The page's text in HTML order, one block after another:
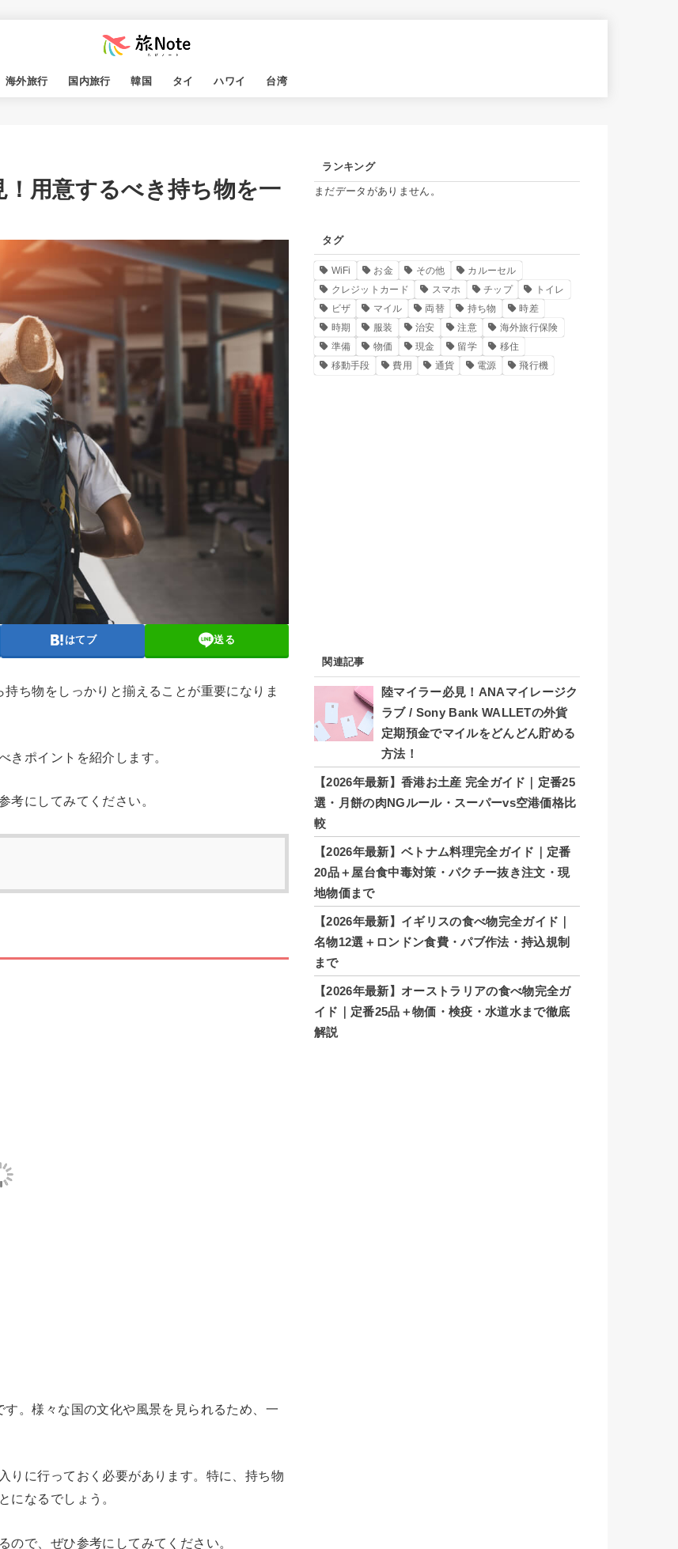
海外旅行 国内旅行 韓国 タイ ハワイ 台湾
用意するべき持ち物を一
はてブ 送る
ち物をしっかりと揃えることが重要になりま
きポイントを紹介します。
考にしてみてください。
。様々な国の文化や風景を見られるため、一
りに行っておく必要があります。特に、持ち物
になるでしょう。
で、ぜひ参考にしてみてください。
ランキング
まだデータがありません。
タグ
WiFi お金 その他
カルーセル
クレジットカード
スマホ チップ
トイレ
ビザ
マイル 両替 持ち物
時差
時期
服装 治安 注意
海外旅行保険
準備
物価 現金 留学
移住
移動手段
費用 通貨 電源 飛行機
関連記事
陸マイラー必見！ANAマイレージク
ラブ / Sony Bank WALLETの外貨
定期預金でマイルをどんどん貯める
方法！
【2026年最新】香港お土産 完全ガイド｜定番25
選・月餅の肉NGルール・スーパーvs空港価格比
較
【2026年最新】ベトナム料理完全ガイド｜定番
20品＋屋台食中毒対策・パクチー抜き注文・現
地物価まで
【2026年最新】イギリスの食べ物完全ガイド｜
名物12選＋ロンドン食費・パブ作法・持込規制
まで
【2026年最新】オーストラリアの食べ物完全ガ
イド｜定番25品＋物価・検疫・水道水まで徹底
解説